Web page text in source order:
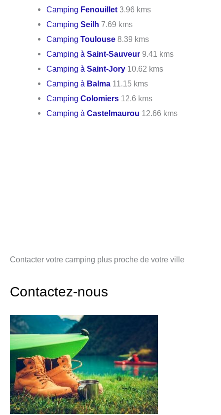
Camping Fenouillet 3.96 kms
CampingSeilh 7.69 kms
CampingToulouse 8.39 kms
Camping àSaint-Sauveur 9.41 kms
Camping àSaint-Jory 10.62 kms
Camping à Balma 11.15 kms
CampingColomiers 12.6 kms
Camping àCastelmaurou 12.66 kms
Contacter votre camping plus proche de votre ville
Contactez-nous